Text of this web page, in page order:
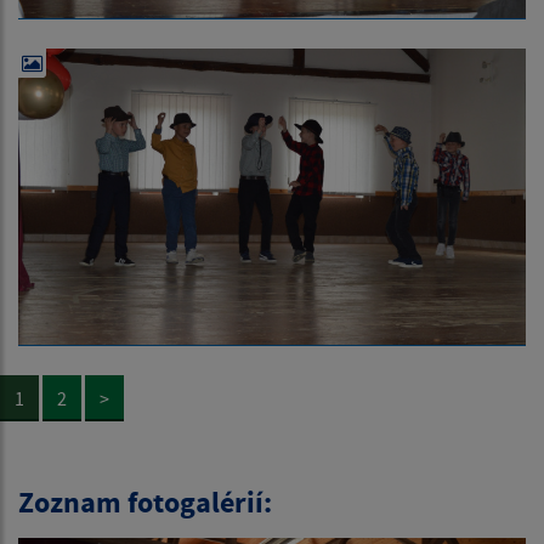
1 2 >
Zoznam fotogalérií: